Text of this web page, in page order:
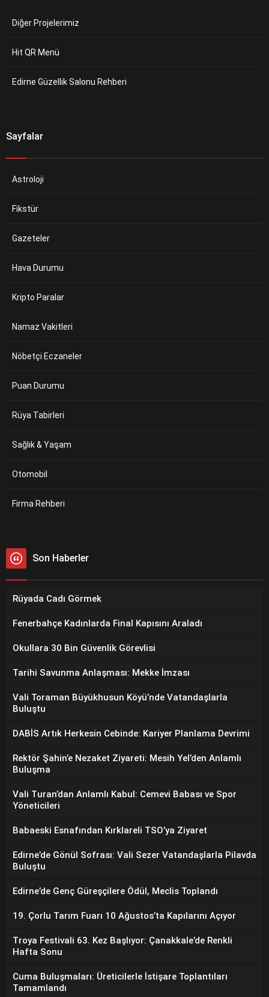
Diğer Projelerimiz
Hit QR Menü
Edirne Güzellik Salonu Rehberi
Sayfalar
Astroloji
Fikstür
Gazeteler
Hava Durumu
Kripto Paralar
Namaz Vakitleri
Nöbetçi Eczaneler
Puan Durumu
Rüya Tabirleri
Sağlık & Yaşam
Otomobil
Firma Rehberi
Son Haberler
Rüyada Cadı Görmek
Fenerbahçe Kadınlarda Final Kapısını Araladı
Okullara 30 Bin Güvenlik Görevlisi
Tarihi Savunma Anlaşması: Mekke İmzası
Vali Toraman Büyükhusun Köyü’nde Vatandaşlarla
Buluştu
DABİS Artık Herkesin Cebinde: Kariyer Planlama Devrimi
Rektör Şahin’e Nezaket Ziyareti: Mesih Yel’den Anlamlı
Buluşma
Vali Turan’dan Anlamlı Kabul: Cemevi Babası ve Spor
Yöneticileri
Babaeski Esnafından Kırklareli TSO’ya Ziyaret
Edirne’de Gönül Sofrası: Vali Sezer Vatandaşlarla Pilavda
Buluştu
Edirne’de Genç Güreşçilere Ödül, Meclis Toplandı
19. Çorlu Tarım Fuarı 10 Ağustos’ta Kapılarını Açıyor
Troya Festivali 63. Kez Başlıyor: Çanakkale’de Renkli
Hafta Sonu
Cuma Buluşmaları: Üreticilerle İstişare Toplantıları
Tamamlandı